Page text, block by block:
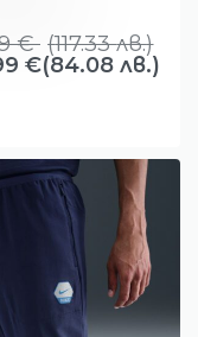
€ (117.33лв.)
€(84.08 лв.)